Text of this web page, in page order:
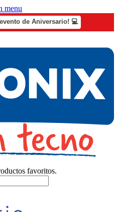
menu
de Aniversario! 💻
favoritos.